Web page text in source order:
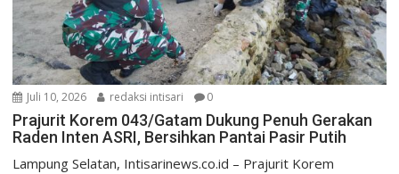
Juli 10, 2026 redaksi intisari 0
Prajurit Korem 043/Gatam Dukung Penuh Gerakan
Raden Inten ASRI, Bersihkan Pantai Pasir Putih
Lampung Selatan, Intisarinews.co.id – Prajurit Korem